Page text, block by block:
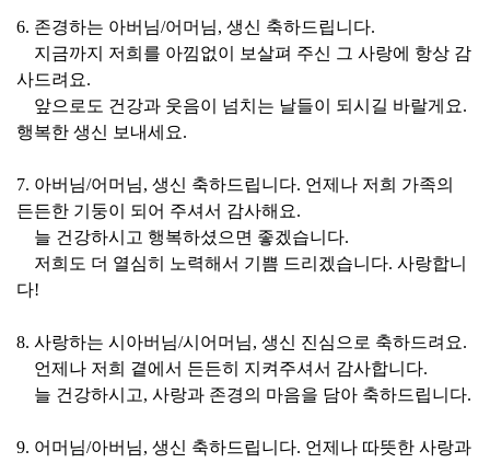
6. 존경하는 아버님/어머님, 생신 축하드립니다.
지금까지 저희를 아낌없이 보살펴 주신 그 사랑에 항상 감
사드려요.
앞으로도 건강과 웃음이 넘치는 날들이 되시길 바랄게요.
행복한 생신 보내세요.
7. 아버님/어머님, 생신 축하드립니다. 언제나 저희 가족의
든든한 기둥이 되어 주셔서 감사해요.
늘 건강하시고 행복하셨으면 좋겠습니다.
저희도 더 열심히 노력해서 기쁨 드리겠습니다. 사랑합니
다!
8. 사랑하는 시아버님/시어머님, 생신 진심으로 축하드려요.
언제나 저희 곁에서 든든히 지켜주셔서 감사합니다.
늘 건강하시고, 사랑과 존경의 마음을 담아 축하드립니다.
9. 어머님/아버님, 생신 축하드립니다. 언제나 따뜻한 사랑과